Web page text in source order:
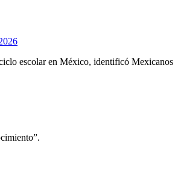
escolar en México, identificó Mexicanos